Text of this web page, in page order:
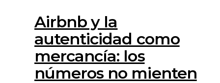
Airbnb y la
autenticidad como
mercancía: los
números no mienten